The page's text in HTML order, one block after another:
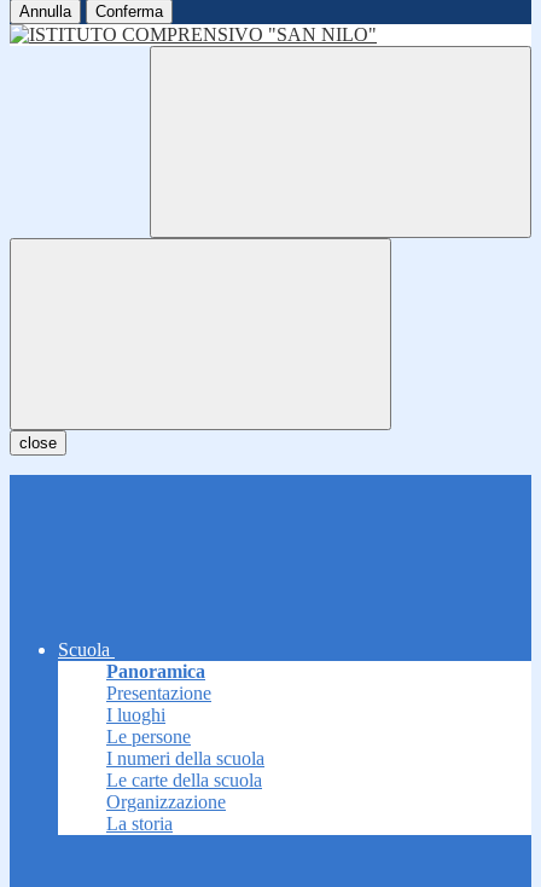
Annulla Conferma
close
Scuola
Panoramica
Presentazione
I luoghi
Le persone
I numeri della scuola
Le carte della scuola
Organizzazione
La storia